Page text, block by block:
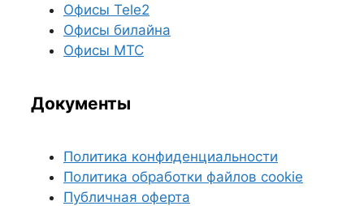
Офисы Tele2
Офисы билайна
Офисы МТС
Документы
Политика конфиденциальности
Политика обработки файлов cookie
Публичная оферта